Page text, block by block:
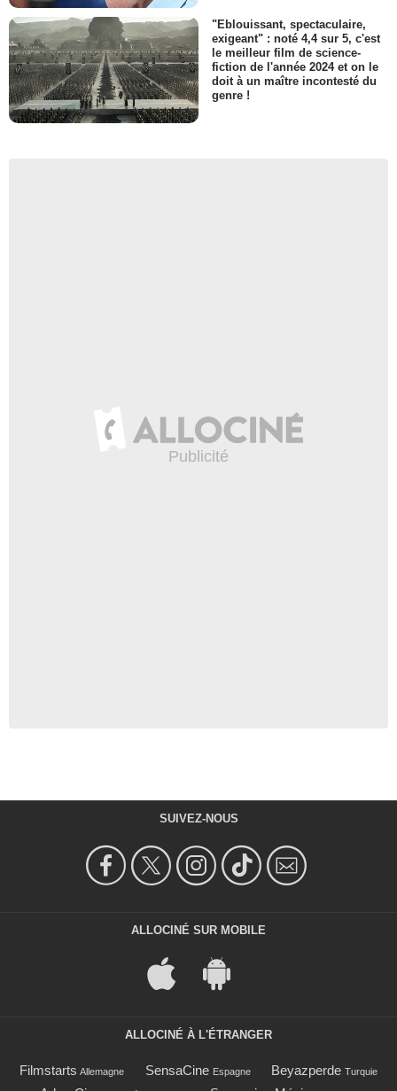
"Eblouissant, spectaculaire,
exigeant" : noté 4,4 sur 5, c'est
le meilleur film de science-
fiction de l'année 2024 et on le
doit à un maître incontesté du
genre !
SUIVEZ-NOUS
ALLOCINÉ SUR MOBILE
ALLOCINÉ À L'ÉTRANGER
Filmstarts Allemagne SensaCine Espagne Beyazperde Turquie